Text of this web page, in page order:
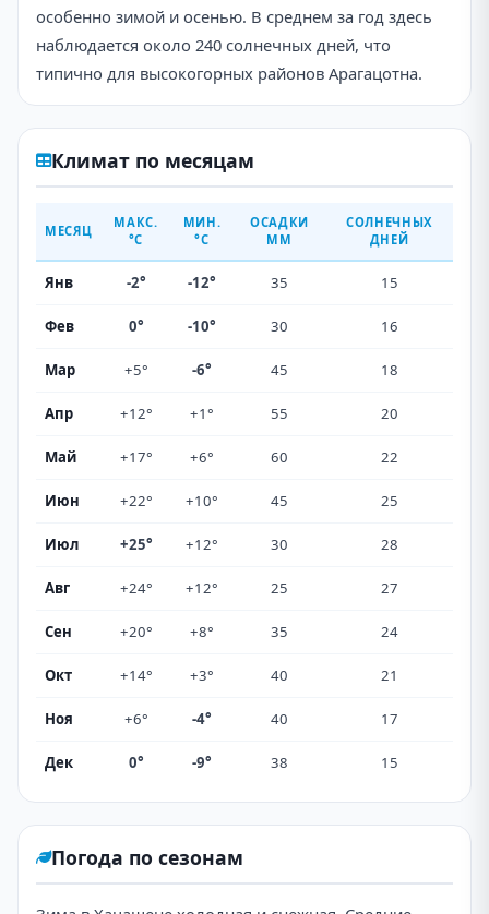
особенно зимой и осенью. В среднем за год здесь
наблюдается около 240 солнечных дней, что
типично для высокогорных районов Арагацотна.
Климат по месяцам
МЕСЯЦ
МАКС.
°C
МИН.
°C
ОСАДКИ
ММ
СОЛНЕЧНЫХ
ДНЕЙ
Янв -2° -12° 35 15
Фев 0° -10° 30 16
Мар +5° -6° 45 18
Апр +12° +1° 55 20
Май +17° +6° 60 22
Июн +22° +10° 45 25
Июл +25° +12° 30 28
Авг +24° +12° 25 27
Сен +20° +8° 35 24
Окт +14° +3° 40 21
Ноя +6° -4° 40 17
Дек 0° -9° 38 15
Погода по сезонам